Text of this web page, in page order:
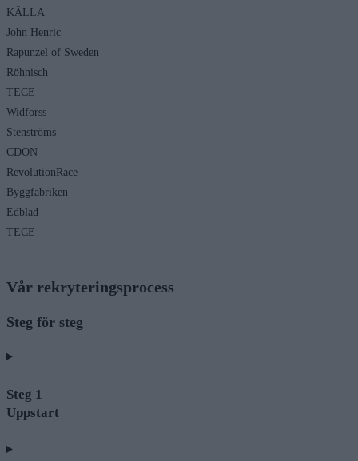
KÄLLA
John Henric
Rapunzel of Sweden
Röhnisch
TECE
Widforss
Stenströms
CDON
RevolutionRace
Byggfabriken
Edblad
TECE
Vår rekryteringsprocess
Steg för steg
Steg 1
Uppstart